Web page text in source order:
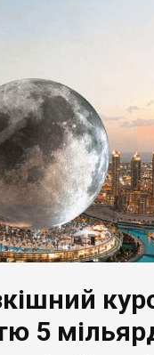
5
НОВИНИ